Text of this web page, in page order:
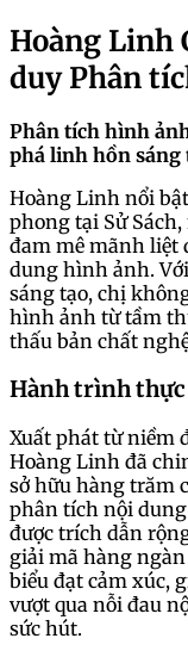
Hoàng Linh
duy Phân
Phân tích hình
phá linh hồn sáng
Hoàng Linh nổi
phong tại Sử
đam mê mãnh liệt
dung hình ảnh.
sáng tạo, chị
hình ảnh từ tầm
thấu bản chất
Hành trình thực
Xuất phát từ niềm
Hoàng Linh đã
sở hữu hàng trăm
phân tích nội
được trích dẫn
giải mã hàng
biểu đạt cảm xúc,
vượt qua nỗi đau
sức hút.